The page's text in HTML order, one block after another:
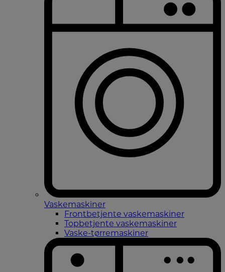
Vaskemaskiner
Frontbetjente vaskemaskiner
Topbetjente vaskemaskiner
Vaske-tørremaskiner